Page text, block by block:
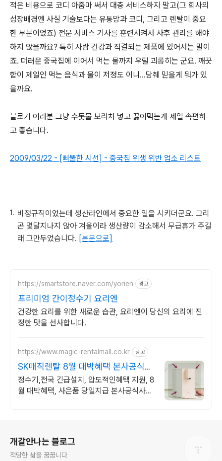
적은 비용으로 코디 아줌마 써서 대충 서비스하지 말고(그 회사의
성장배경엔 사실 기술보다는 유통망과 코디, 그리고 렌탈이 중요
한 부분이었죠) 전문 서비스 기사를 훈련시켜서 사후 관리를 해야
하지 않을까요? 특히 사람 건강과 직결되는 제품에 있어서는 말이
죠. 더러운 중국집에 이어서 먹는 물까지 우릴 괴롭히는 군요. 깨끗
함이 제일인 먹는 음식과 물이 저정도 이니...당췌 믿을게 뭐가 있
을까요.
블로거 여러분 그냥 수돗물 보리차 넣고 끓여먹는게 제일 속편하
고 좋습니다.
2009/03/22 - [삐뚤한 시선] - 중국집 위생 위반 업소 리스트
비정규직이었는데 생산라인에서 중요한 일을 시키더군요. 그리
곤 몇달지나지 않아 겨울이라 생산량이 감소해서 무급휴가 주길
래 그만두었습니다. [본문으로]
https://smartstore.naver.com/yorien 광고
프리미엄 간이정수기 요리엔
건강한 요리를 위한 새로운 습관, 요리엔이 당신의 요리에 진
정한 맛을 선사합니다.
https://www.magic-rentalmall.co.kr 광고
SK매직렌탈 8월 대박혜택 본사공식몰
+압도적인혜택 지원
정수기,전국 긴급설치, 압도적인혜택 지원, 8
월 대박혜택, 사은품 당일지급 본사공식사이
개갈안나는 블로그
적당한 삶을 꿈꿉니다